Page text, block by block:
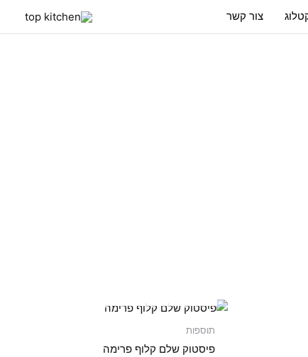
צור קשר
תוספות
פיסטוק שלם קלוף פרימה